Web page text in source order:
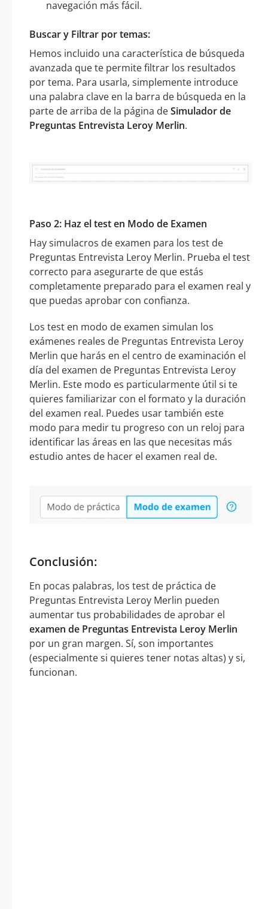
navegación más fácil.
Buscar y Filtrar por temas:
Hemos incluido una característica de búsqueda
avanzada que te permite filtrar los resultados
por tema. Para usarla, simplemente introduce
una palabra clave en la barra de búsqueda en la
parte de arriba de la página deSimulador de
Preguntas Entrevista Leroy Merlin.
Paso 2: Haz el test en Modo de Examen
Hay simulacros de examen para los test de
Preguntas Entrevista Leroy Merlin. Prueba el test
correcto para asegurarte de que estás
completamente preparado para el examen real y
que puedas aprobar con confianza.
Los test en modo de examen simulan los
exámenes reales de Preguntas Entrevista Leroy
Merlin que harás en el centro de examinación el
día del examen de Preguntas Entrevista Leroy
Merlin. Este modo es particularmente útil si te
quieres familiarizar con el formato y la duración
del examen real. Puedes usar también este
modo para medir tu progreso con un reloj para
identificar las áreas en las que necesitas más
estudio antes de hacer el examen real de.
Conclusión:
En pocas palabras, los test de práctica de
Preguntas Entrevista Leroy Merlin pueden
aumentar tus probabilidades de aprobar el
examen de Preguntas Entrevista Leroy Merlin
por un gran margen. Sí, son importantes
(especialmente si quieres tener notas altas) y si,
funcionan.